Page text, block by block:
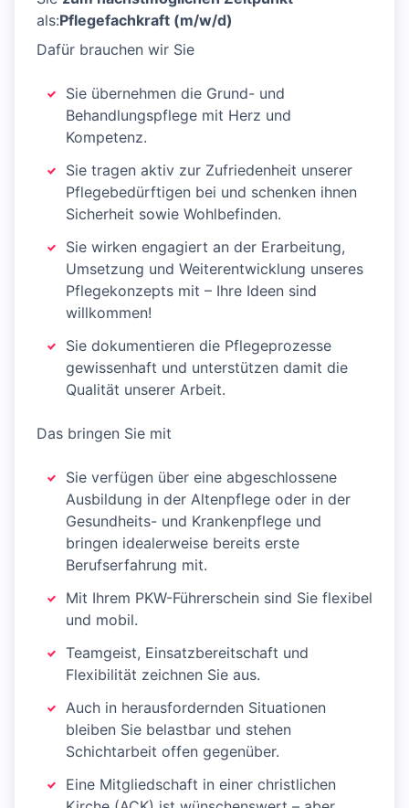
als:Pflegefachkraft (m/w/d)
Dafür brauchen wir Sie
Sie übernehmen die Grund- und
Behandlungspflege mit Herz und
Kompetenz.
Sie tragen aktiv zur Zufriedenheit unserer
Pflegebedürftigen bei und schenken ihnen
Sicherheit sowie Wohlbefinden.
Sie wirken engagiert an der Erarbeitung,
Umsetzung und Weiterentwicklung unseres
Pflegekonzepts mit – Ihre Ideen sind
willkommen!
Sie dokumentieren die Pflegeprozesse
gewissenhaft und unterstützen damit die
Qualität unserer Arbeit.
Das bringen Sie mit
Sie verfügen über eine abgeschlossene
Ausbildung in der Altenpflege oder in der
Gesundheits- und Krankenpflege und
bringen idealerweise bereits erste
Berufserfahrung mit.
Mit Ihrem PKW-Führerschein sind Sie flexibel
und mobil.
Teamgeist, Einsatzbereitschaft und
Flexibilität zeichnen Sie aus.
Auch in herausfordernden Situationen
bleiben Sie belastbar und stehen
Schichtarbeit offen gegenüber.
Eine Mitgliedschaft in einer christlichen